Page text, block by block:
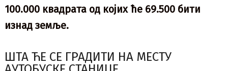
100.000 квадрата од којих ће 69.500 бити
изнад земље.
ШТА ЋЕ СЕ ГРАДИТИ НА МЕСТУ